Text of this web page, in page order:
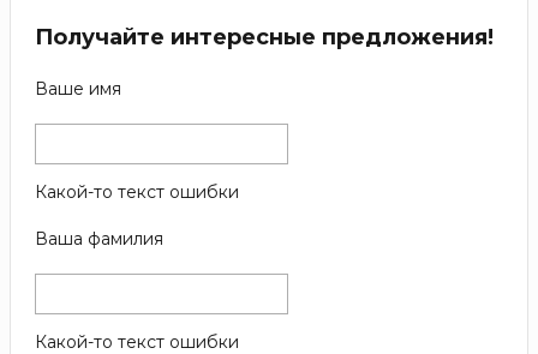
Получайте интересные предложения!
Ваше имя
Какой-то текст ошибки
Ваша фамилия
Какой-то текст ошибки